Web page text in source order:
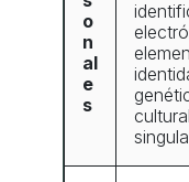
o
n
al
e
s